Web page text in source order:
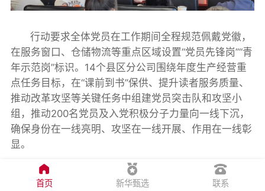
行动要求全体党员在工作期间全程规范佩戴党徽，
在服务窗口、仓储物流等重点区域设置“党员先锋岗”“青
年示范岗”标识。14个县区分公司围绕年度生产经营重
点任务目标，在“课前到书”保供、提升读者服务质量、
推动改革攻坚等关键任务中组建党员突击队和攻坚小
组，推动200名党员及入党积极分子力量向一线下沉，
确保身份在一线亮明、攻坚在一线开展、作用在一线彰
显。
此次专项行动，是昆明新华书店党委深化落实“党
首页 新华甄选 联系